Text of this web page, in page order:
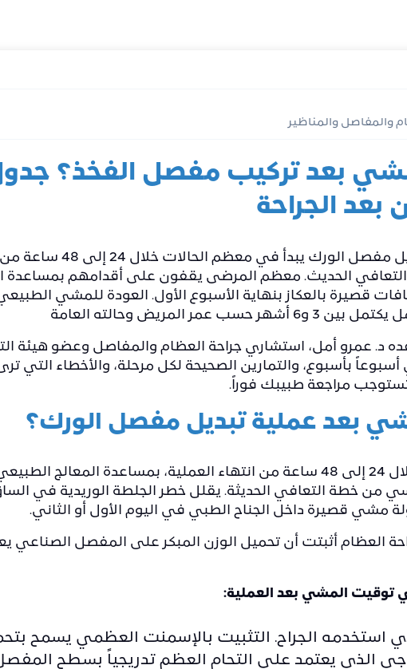
والمفاصل والمناظير
بعد تركيب مفصل الفخذ؟
بعد الجراحة
المشي بعد عملية
الحديث. معظم المرضى يقفون على أقدامهم بمساعدة
عمر المريض وحالته العامة
د. عمرو أمل، استشاري جراحة العظام والمفاصل وعضو هيئة
بأسبوع، والتمارين الصحيحة لكل مرحلة، والأخطاء التي
تستوجب مراجعة طبيبك فوراً.
بعد عملية تبديل مفصل الورك؟
يبدأ المريض المشي خلال 24 إلى 48 ساعة من انتهاء العملية، بمساعدة
من خطة التعافي الحديثة. يقلل خطر الجلطة الوريدية في
مشي قصيرة داخل الجناح الطبي في اليوم الأول أو الثاني.
العظام أثبتت أن تحميل الوزن المبكر على المفصل الصناعي
توقيت المشي بعد العملية:
استخدمه الجراح. التثبيت بالإسمنت العظمي يسمح
الذي يعتمد على التحام العظم تدريجياً بسطح